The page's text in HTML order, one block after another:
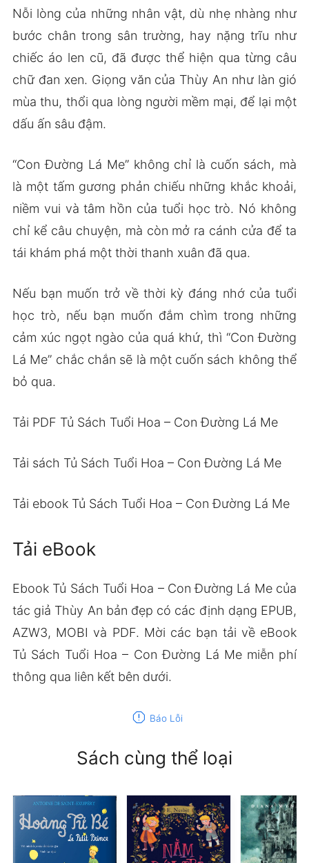
Nỗi lòng của những nhân vật, dù nhẹ nhàng như
bước chân trong sân trường, hay nặng trĩu như
chiếc áo len cũ, đã được thể hiện qua từng câu
chữ đan xen. Giọng văn của Thùy An như làn gió
mùa thu, thổi qua lòng người mềm mại, để lại một
dấu ấn sâu đậm.
“Con Đường Lá Me” không chỉ là cuốn sách, mà
là một tấm gương phản chiếu những khắc khoải,
niềm vui và tâm hồn của tuổi học trò. Nó không
chỉ kể câu chuyện, mà còn mở ra cánh cửa để ta
tái khám phá một thời thanh xuân đã qua.
Nếu bạn muốn trở về thời kỳ đáng nhớ của tuổi
học trò, nếu bạn muốn đắm chìm trong những
cảm xúc ngọt ngào của quá khứ, thì “Con Đường
Lá Me” chắc chắn sẽ là một cuốn sách không thể
bỏ qua.
Tải PDF Tủ Sách Tuổi Hoa – Con Đường Lá Me
Tải sách Tủ Sách Tuổi Hoa – Con Đường Lá Me
Tải ebook Tủ Sách Tuổi Hoa – Con Đường Lá Me
Tải eBook
Ebook Tủ Sách Tuổi Hoa – Con Đường Lá Me của
tác giả Thùy An bản đẹp có các định dạng EPUB,
AZW3, MOBI và PDF. Mời các bạn tải về eBook
Tủ Sách Tuổi Hoa – Con Đường Lá Me miễn phí
thông qua liên kết bên dưới.
report Báo Lỗi
Sách cùng thể loại